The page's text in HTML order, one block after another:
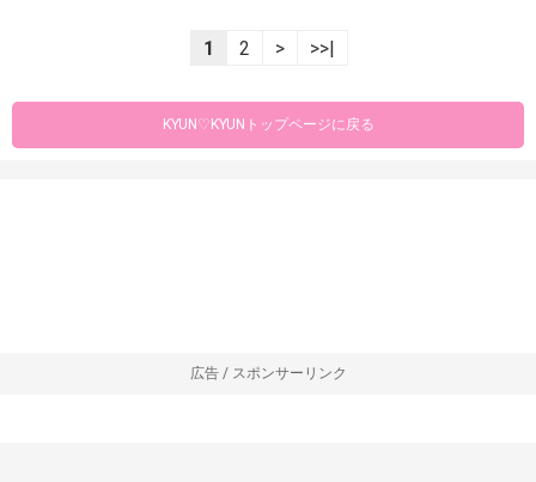
1 2 > >>|
KYUN♡KYUNトップページに戻る
広告 / スポンサーリンク